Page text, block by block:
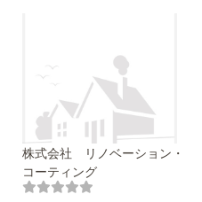
株式会社 リノベーション・
コーティング